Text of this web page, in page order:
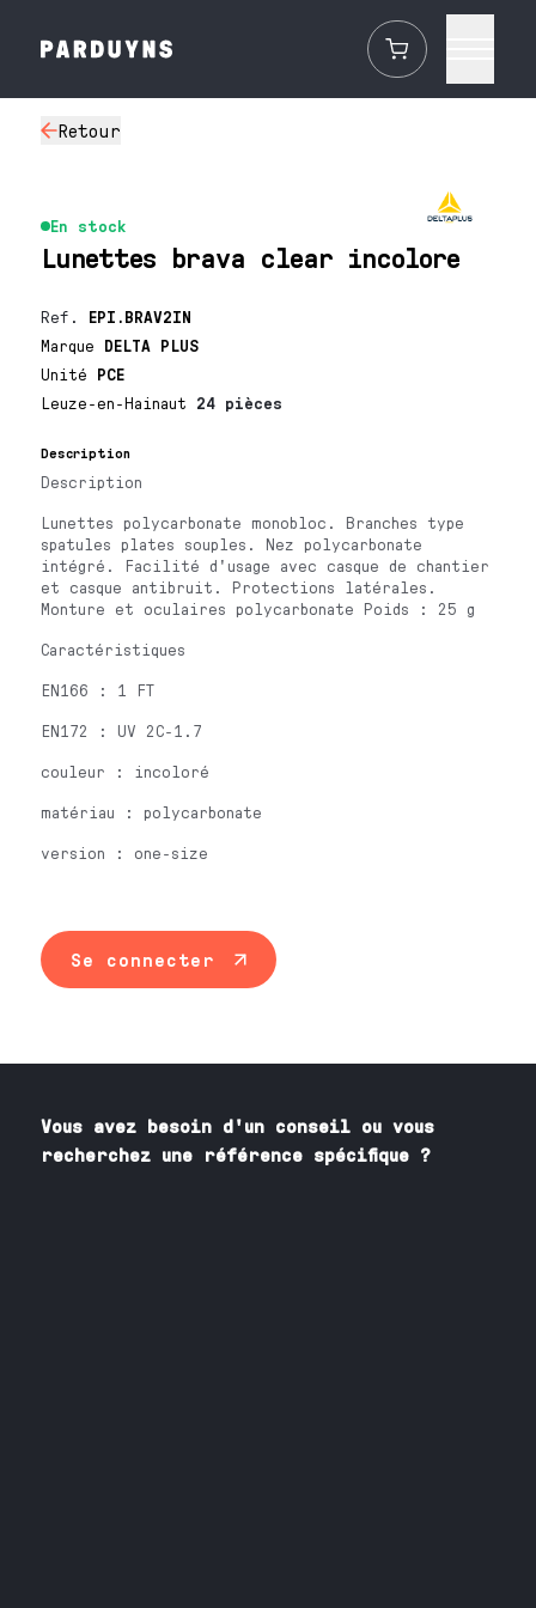
Retour
En stock
Lunettes brava clear incolore
Ref. EPI.BRAV2IN
Marque DELTA PLUS
Unité PCE
Leuze-en-Hainaut 24 pièces
Description
Description
Lunettes polycarbonate monobloc. Branches type
spatules plates souples. Nez polycarbonate
intégré. Facilité d'usage avec casque de chantier
et casque antibruit. Protections latérales.
Monture et oculaires polycarbonate Poids : 25 g
Caractéristiques
EN166 : 1 FT
EN172 : UV 2C-1.7
couleur : incoloré
matériau : polycarbonate
version : one-size
Se connecter
Vous avez besoin d'un conseil ou vous
recherchez une référence spécifique ?